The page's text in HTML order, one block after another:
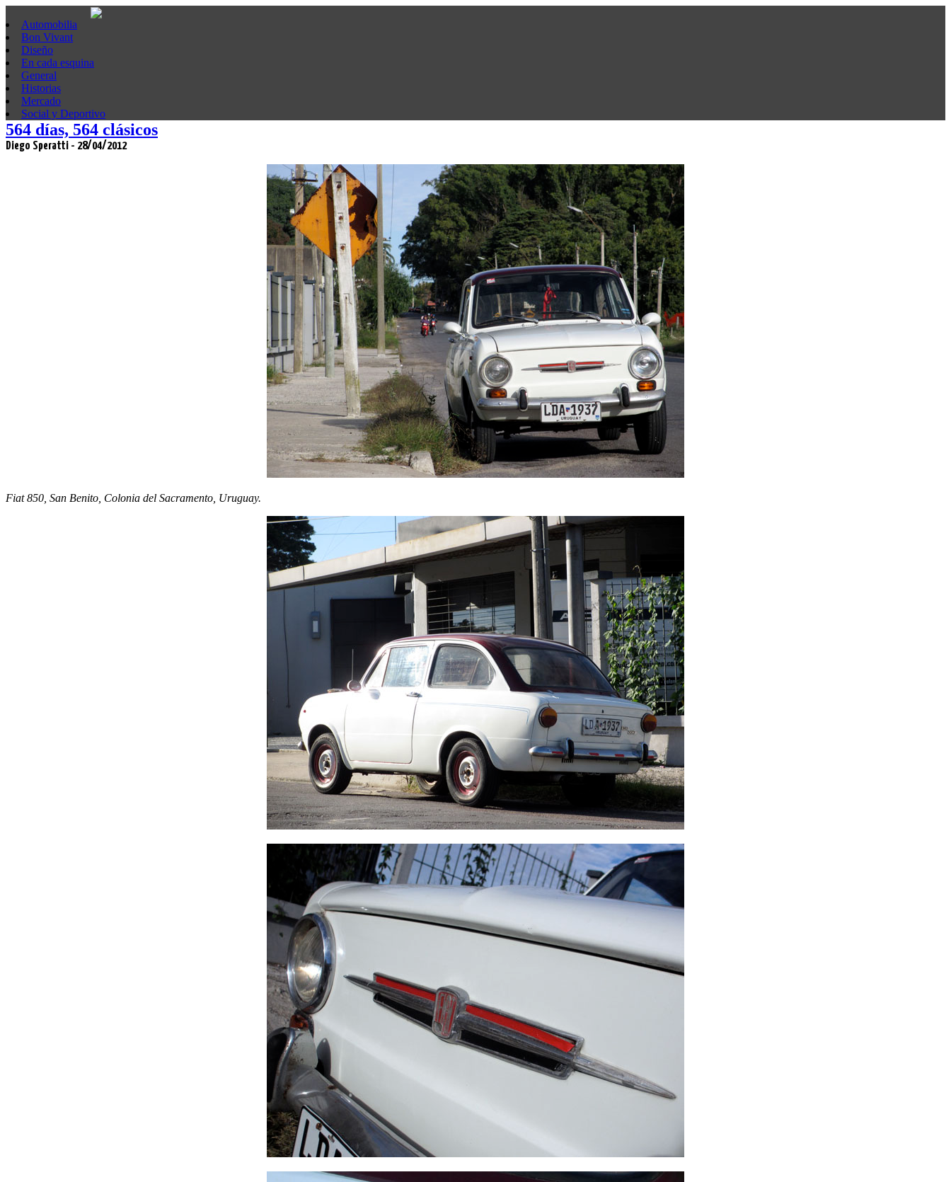
Automobilia
Bon Vivant
Diseño
En cada esquina
General
Historias
Mercado
Social y Deportivo
564 días, 564 clásicos
Diego Speratti - 28/04/2012
Fiat 850, San Benito, Colonia del Sacramento, Uruguay.